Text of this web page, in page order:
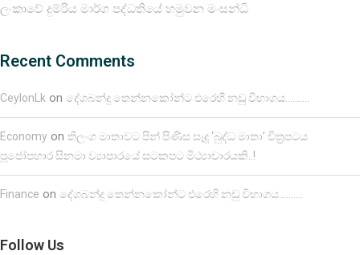
ලංකාවේ දුම්රිය මාර්ග පද්ධතියේ හමුවන මංසන්ධි
Recent Comments
CeylonLk on දේශබන්දු තෙන්නකෝන්ට එරෙහි නඩු විභාගය……….
Economy on තිලංග මාතාවට පින් පිණිස සෑදූ ‘බුද්ධ මාතා’ චිත්‍රපටය
පූජෝපහාර සිනමා ව්‍යාපාරයේ සටකපට මිථ්‍යාචාරයකි..!
Finance on දේශබන්දු තෙන්නකෝන්ට එරෙහි නඩු විභාගය……….
Follow Us